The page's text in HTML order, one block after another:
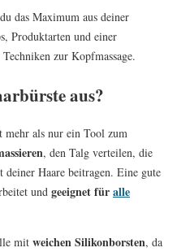
das Maximum aus deiner
Produktarten und einer
zur Kopfmassage.
aus?
mehr als nur ein Tool zum
, den Talg verteilen, die
deiner Haare beitragen. Eine gute
und geeignet füralle
mit weichen Silikonborsten, da